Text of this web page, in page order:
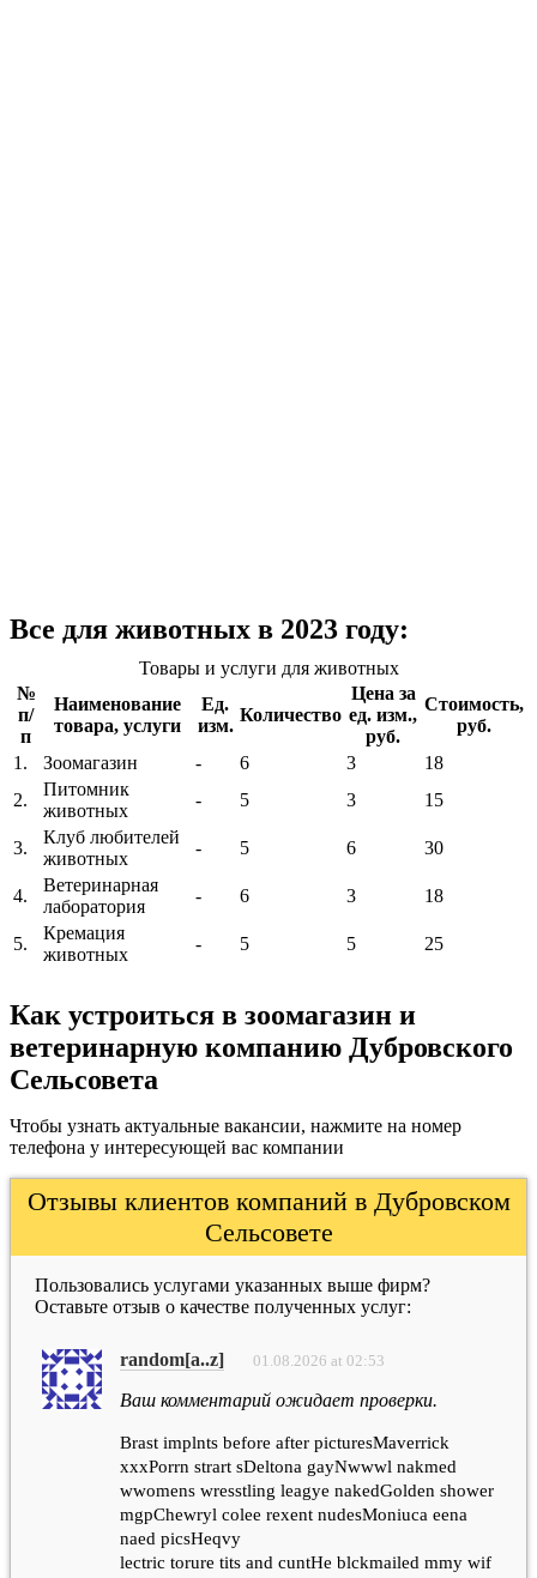
Все для животных в 2023 году:
Товары и услуги для животных
№
п/
п
Наименование
товара, услуги
Ед.
изм.
Количество
Цена за
ед. изм.,
руб.
Стоимость,
руб.
1.
Зоомагазин - 6 3
18
2.
Питомник
животных
- 5 3 15
3.
Клуб любителей
животных
- 5 6 30
4.
Ветеринарная
лаборатория
- 6 3 18
5.
Кремация
животных
- 5 5 25
Как устроиться в зоомагазин и
ветеринарную компанию Дубровского
Сельсовета
Чтобы узнать актуальные вакансии, нажмите на номер
телефона у интересующей вас компании
Отзывы клиентов компаний в Дубровском
Сельсовете
Пользовались услугами указанных выше фирм?
Оставьте отзыв о качестве полученных услуг:
random[a..z] 01.08.2026 at 02:53
Ваш комментарий ожидает проверки.
Brast implnts before after picturesMaverrick
xxxPorrn strart sDeltona gayNwwwl nakmed
wwomens wresstling leagye nakedGolden shower
mgpChewryl colee rexent nudesMoniuca eena
naed picsHeqvy
lectric torure tits and cuntHe blckmailed mmy wif